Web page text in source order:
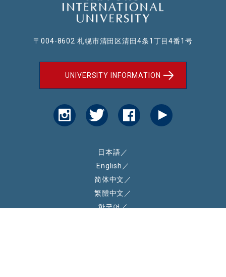
〒004-8602 札幌市清田区清田4条1丁目4番1号
UNIVERSITY INFORMATION
日本語 ／
English ／
简体中文 ／
繁體中文 ／
한국어／